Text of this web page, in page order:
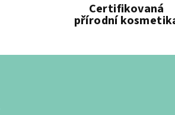
Certifikovaná
přírodní